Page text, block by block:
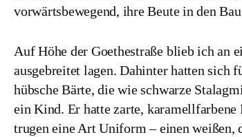
vorwärtsbewegend, ihre Beute in den
Auf Höhe der Goethestraße blieb ich an
ausgebreitet lagen. Dahinter hatten sich
hübsche Bärte, die wie schwarze
ein Kind. Er hatte zarte,
trugen eine Art Uniform – einen weißen,